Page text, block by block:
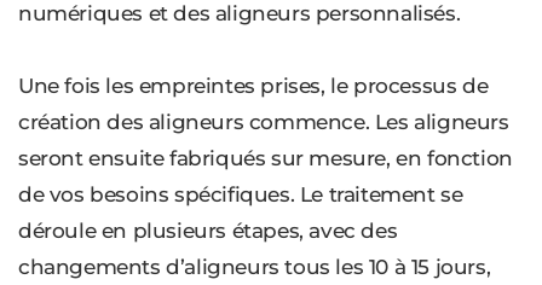
numériques et des aligneurs personnalisés.
Une fois les empreintes prises, le processus de
création des aligneurs commence. Les aligneurs
seront ensuite fabriqués sur mesure, en fonction
de vos besoins spécifiques. Le traitement se
déroule en plusieurs étapes, avec des
changements d’aligneurs tous les 10 à 15 jours,